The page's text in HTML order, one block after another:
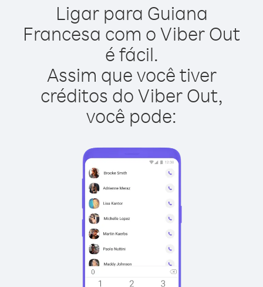
Ligar para Guiana
Francesa com o Viber Out
é fácil.
Assim que você tiver
créditos do Viber Out,
você pode: